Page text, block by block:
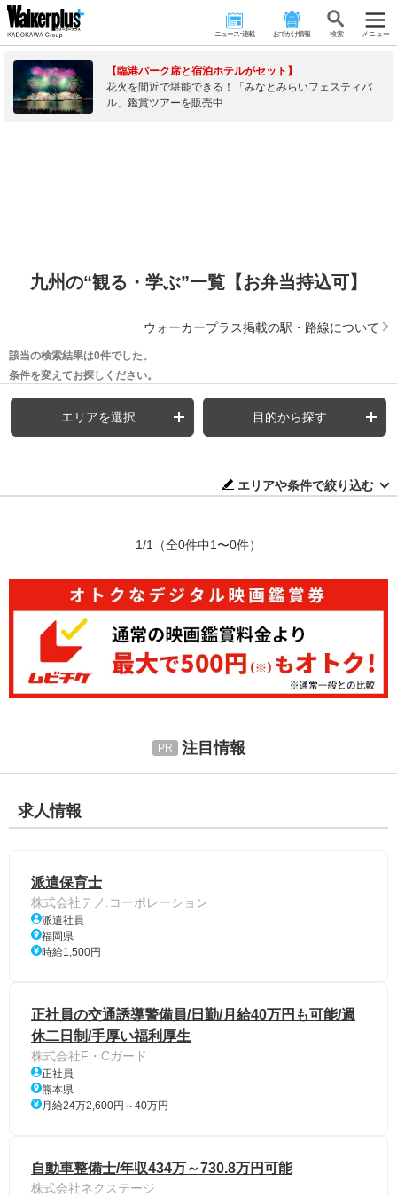
ニュース･連載 おでかけ情報 検 索 メニュー
【臨港パーク席と宿泊ホテルがセット】
花火を間近で堪能できる！「みなとみらいフェスティバ
ル」鑑賞ツアーを販売中
九州の“観る・学ぶ”一覧【お弁当持込可】
ウォーカープラス掲載の駅・路線について
該当の検索結果は0件でした。
条件を変えてお探しください。
エリアを選択 目的から探す
エリアや条件で絞り込む
1/1 （全0件中1〜0件）
注目情報
求人情報
派遣保育士
株式会社テノ.コーポレーション
派遣社員
福岡県
時給1,500円
正社員の交通誘導警備員/日勤/月給40万円も可能/週
休二日制/手厚い福利厚生
株式会社F・Cガード
正社員
熊本県
月給24万2,600円～40万円
自動車整備士/年収434万～730.8万円可能
株式会社ネクステージ